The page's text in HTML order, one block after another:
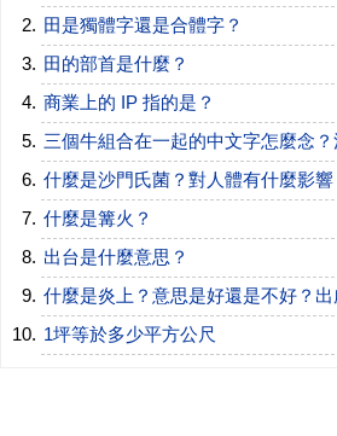
田是獨體字還是合體字？
田的部首是什麼？
商業上的 IP 指的是？
三個牛組合在一起的中文字怎麼念
什麼是沙門氏菌？對人體有什麼影響
什麼是篝火？
出台是什麼意思？
什麼是炎上？意思是好還是不好？出
1坪等於多少平方公尺